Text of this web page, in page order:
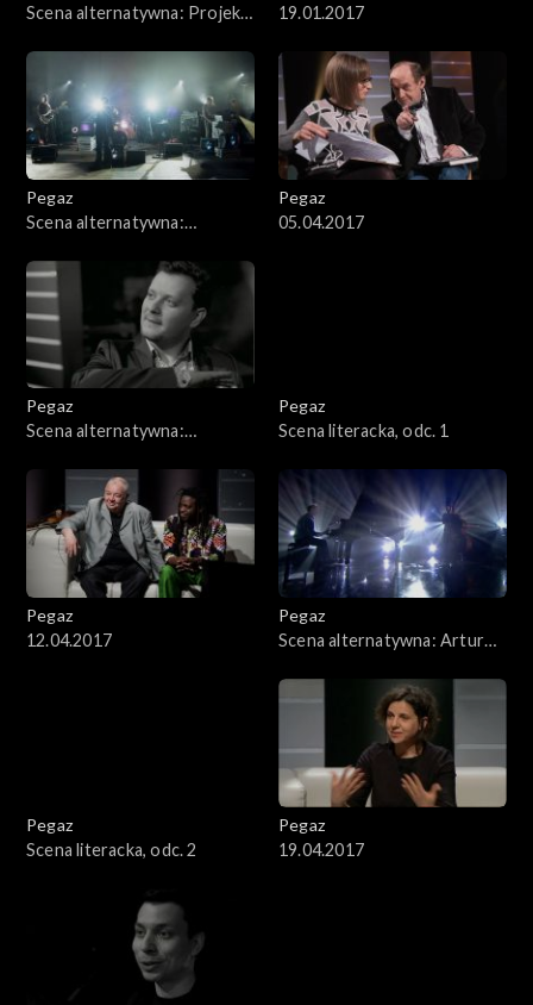
Scena alternatywna: Projekt
19.01.2017
Pegaz
Scena alternatywna:
Pegaz
05.04.2017
Pegaz
Scena alternatywna:
Pegaz
Scena literacka, odc. 1
Pegaz
12.04.2017
Pegaz
Scena alternatywna: Artur
Pegaz
Scena literacka, odc. 2
Pegaz
19.04.2017